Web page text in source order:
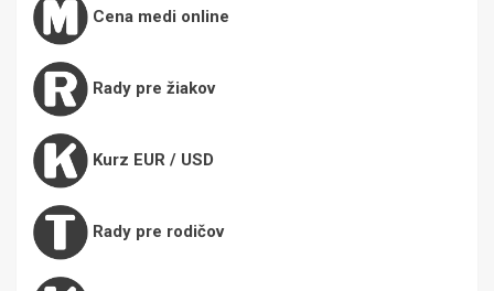
Cena medi online
Rady pre žiakov
Kurz EUR / USD
Rady pre rodičov